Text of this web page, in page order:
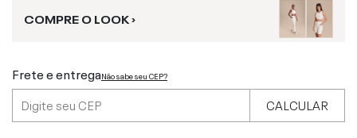
COMPRE O LOOK ›
Frete e entregaNão sabe seu CEP?
CALCULAR